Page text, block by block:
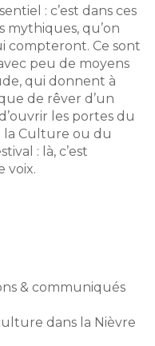
: c’est dans ces
mythiques, qu’on
compteront. Ce sont
peu de moyens
qui donnent à
de rêver d’un
les portes du
la Culture ou du
: là, c’est
voix.
& communiqués
dans la Nièvre